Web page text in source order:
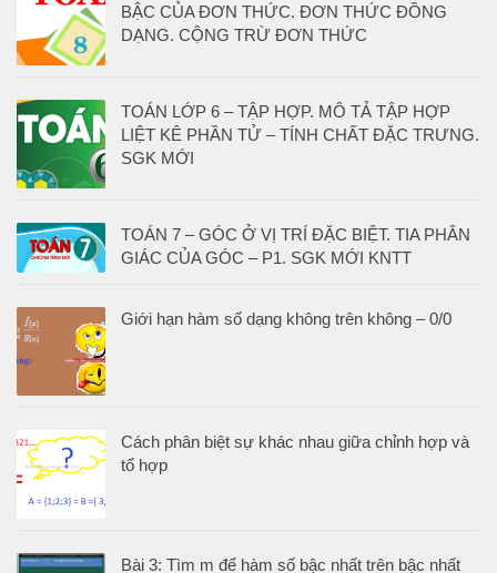
BẬC CỦA ĐƠN THỨC. ĐƠN THỨC ĐỒNG
DẠNG. CỘNG TRỪ ĐƠN THỨC
TOÁN LỚP 6 – TẬP HỢP. MÔ TẢ TẬP HỢP
LIỆT KÊ PHẦN TỬ – TÍNH CHẤT ĐẶC TRƯNG.
SGK MỚI
TOÁN 7 – GÓC Ở VỊ TRÍ ĐẶC BIỆT. TIA PHÂN
GIÁC CỦA GÓC – P1. SGK MỚI KNTT
Giới hạn hàm số dạng không trên không – 0/0
Cách phân biệt sự khác nhau giữa chỉnh hợp và
tổ hợp
Bài 3: Tìm m để hàm số bậc nhất trên bậc nhất